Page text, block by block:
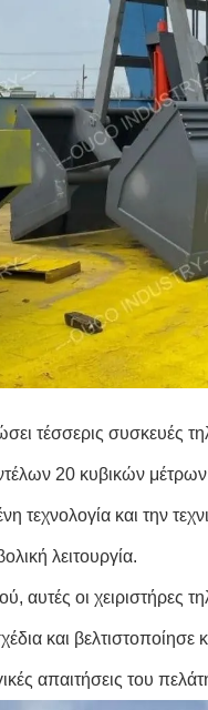
τέσσερις συσκευές
20 κυβικών
τεχνολογία και την
λειτουργία.
αυτές οι χειριστήρες
και βελτιστοποίησε
απαιτήσεις του